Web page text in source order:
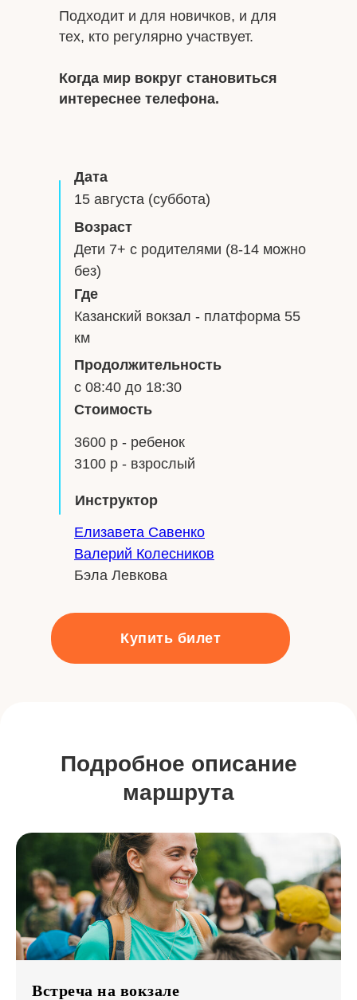
Подходит и для новичков, и для
тех, кто регулярно участвует.
Когда мир вокруг становиться
интереснее телефона.
Купить билет
Стоимость
Продолжительность
3600 р - ребенок
3100 р - взрослый
Где
с 08:40 до 18:30
Возраст
Казанский вокзал - платформа 55
км
Дата
Дети 7+ с родителями (8-14 можно
без)
15 августа (суббота)
Инструктор
Елизавета Савенко
Валерий Колесников
Бэла Левкова
Подробное описание
маршрута
Встреча на вокзале